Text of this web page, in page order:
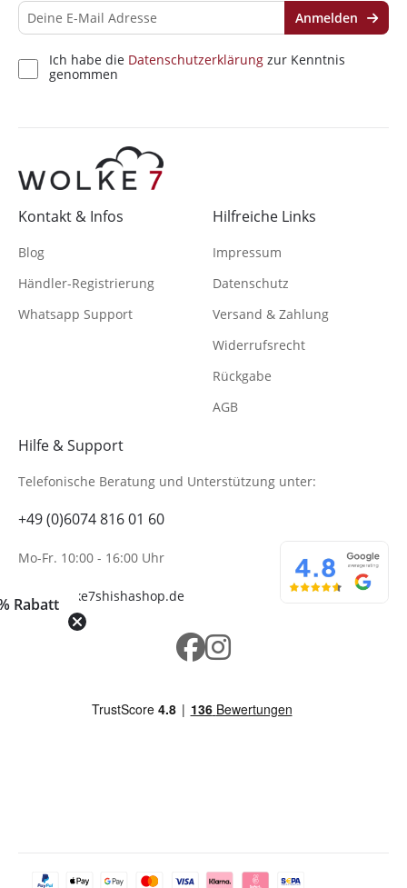
Rabatt
Hilfe & Support
Telefonische Beratung und Unterstützung unter:
+49 (0)6074 816 01 60
Mo-Fr. 10:00 - 16:00 Uhr
info@wolke7shishashop.de
Kontakt & Infos
Blog
Händler-Registrierung
Whatsapp Support
Hilfreiche Links
Impressum
Datenschutz
Versand & Zahlung
Widerrufsrecht
Rückgabe
AGB
Ich habe die Datenschutzerklärung zur Kenntnis
genommen
Anmelden